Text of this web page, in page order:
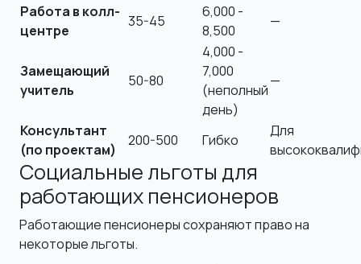
Работа в колл-
центре
35-45
6,000 -
8,500
—
Замещающий
учитель
50-80
4,000 -
7,000
(неполный
день)
—
Консультант
(по проектам)
200-500 Гибко
Для
Социальные льготы для
работающих пенсионеров
Работающие пенсионеры сохраняют право на
некоторые льготы.